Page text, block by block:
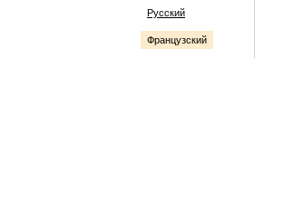
Русский
Французский